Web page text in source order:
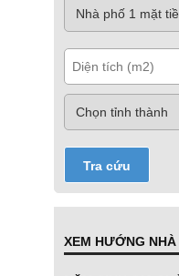
Tra cứu
XEM HƯỚNG NHÀ